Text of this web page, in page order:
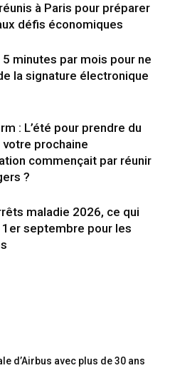
à Paris pour préparer
défis économiques
5 minutes par mois pour ne
la signature électronique
: L’été pour prendre du
prochaine
commençait par réunir
?
maladie 2026, ce qui
1er septembre pour les
d’Airbus avec plus de 30 ans